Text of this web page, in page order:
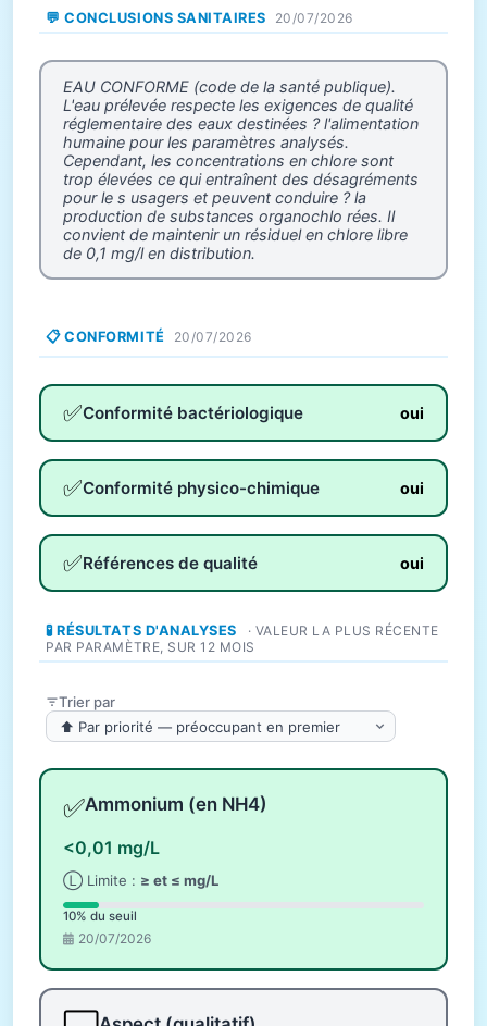
💬 CONCLUSIONS SANITAIRES 20/07/2026
EAU CONFORME (code de la santé publique).
L'eau prélevée respecte les exigences de qualité
réglementaire des eaux destinées ? l'alimentation
humaine pour les paramètres analysés.
Cependant, les concentrations en chlore sont
trop élevées ce qui entraînent des désagréments
pour le s usagers et peuvent conduire ? la
production de substances organochlo rées. Il
convient de maintenir un résiduel en chlore libre
de 0,1 mg/l en distribution.
📋 CONFORMITÉ 20/07/2026
✅Conformité bactériologique oui
✅Conformité physico-chimique oui
✅Références de qualité oui
🧪 RÉSULTATS D'ANALYSES
· VALEUR LA PLUS RÉCENTE
PAR PARAMÈTRE, SUR 12 MOIS
Trier par
✅Ammonium (en NH4)
<0,01 mg/L
Ⓛ Limite : ≥ et ≤ mg/L
10% du seuil
20/07/2026